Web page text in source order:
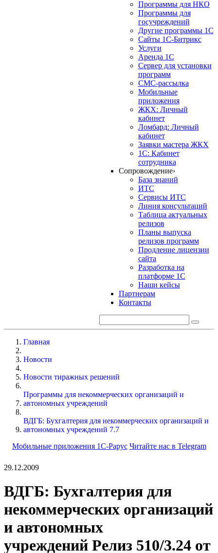
Программы для НКО
Программы для
госучреждений
Другие программы 1С
Сайты 1С-Битрикс
Услуги
Аренда 1С
Сервер для установки
программ
СМС-рассылка
Мобильные
приложения
ЖКХ: Личный
кабинет
Ломбард: Личный
кабинет
Заявки мастера ЖКХ
1С: Кабинет
сотрудника
Сопровождение›
База знаний
ИТС
Сервисы ИТС
Линия консультаций
Таблица актуальных
релизов
Планы выпуска
релизов программ
Продление лицензии
сайта
Разработка на
платформе 1С
Наши кейсы
Партнерам
Контакты
Главная
Новости
Новости тиражных решений
Программы для некоммерческих организаций и
автономных учреждений
ВДГБ: Бухгалтерия для некоммерческих организаций и
автономных учреждений 7.7
Мобильные приложения 1С-Рарус Читайте нас в Telegram
29.12.2009
ВДГБ: Бухгалтерия для
некоммерческих организаций
и автономных
учреждений Релиз 510/3.24 от